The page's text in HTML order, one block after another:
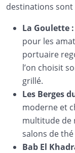
destinations sont
La Goulette :
pour les
portuaire
l’on choisit
grillé.
Les Berges
moderne et
multitude de
salons de
Bab El